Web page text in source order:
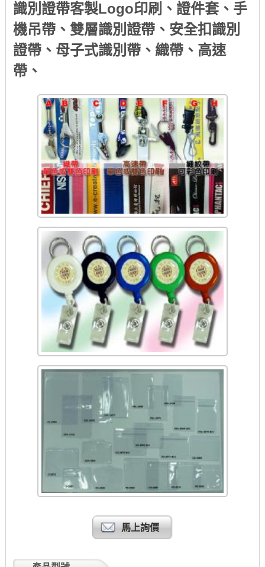
識別證帶客製Logo印刷、證件套、手
機吊帶、雙層識別證帶、安全扣識別
證帶、母子式識別帶、織帶、高速
帶、
馬上詢價